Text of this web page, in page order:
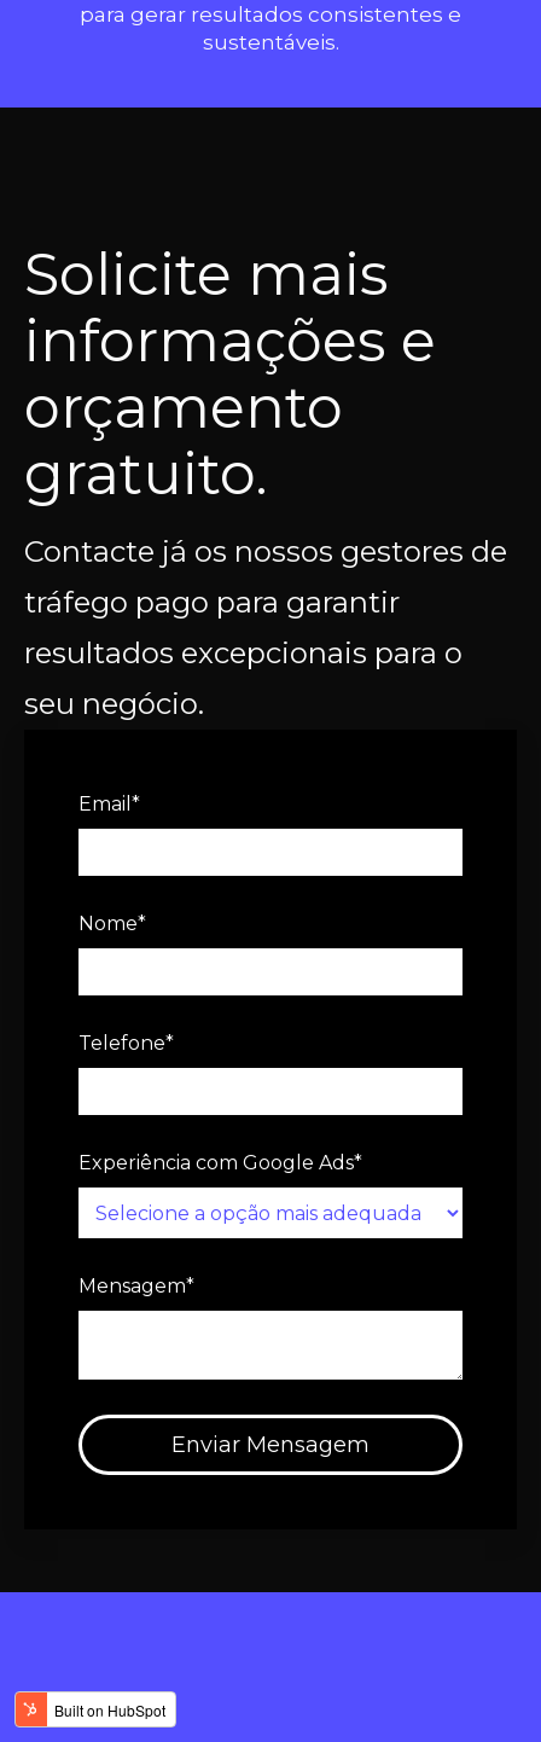
para gerar resultados consistentes e
sustentáveis.
Solicite mais
informações e
orçamento
gratuito.
Contacte já os nossos gestores de
tráfego pago para garantir
resultados excepcionais para o
seu negócio.
Email *
Nome*
Telefone*
Experiência com Google Ads*
Mensagem*